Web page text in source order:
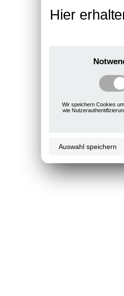
Hier
Wir speichern Cookies
wie
Auswahl speichern